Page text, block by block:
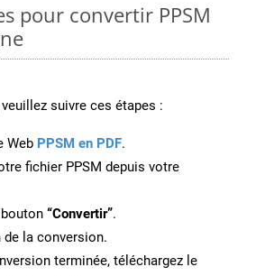
pour convertir PPSM
veuillez suivre ces étapes :
Web PPSM en PDF.
fichier PPSM depuis votre
“Convertir”.
la conversion.
terminée, téléchargez le